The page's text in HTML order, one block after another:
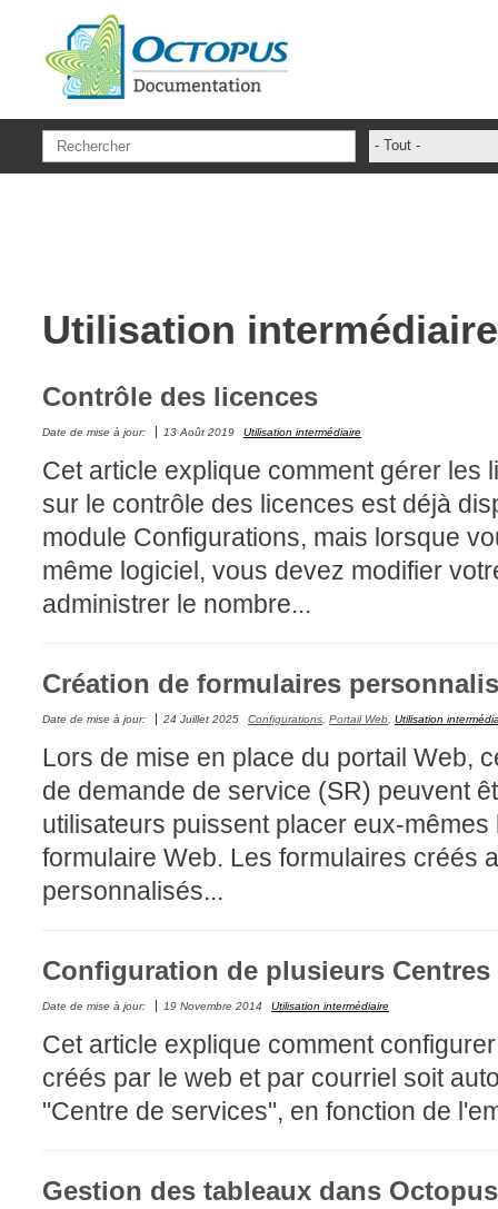
- Tout -
Base de
Collaboration
Configurations
Coup de coeur
courriel smtp
Dépannage
En construction
Entra
Fichiers
Foire aux
Foire aux
Formulaire
Utilisation intermédiaire
Contrôle des licences
Date de mise à jour: 13 Août 2019 Utilisation intermédiaire
Cet article explique comment gérer les
sur le contrôle des licences est déjà
module Configurations, mais lorsque
même logiciel, vous devez modifier
administrer le nombre...
Création de formulaires
Date de mise à jour: 24 Juillet 2025 Configurations, Portail Web, Utilisation
Lors de mise en place du portail Web,
de demande de service (SR) peuvent
utilisateurs puissent placer eux-
formulaire Web. Les formulaires créés
personnalisés...
Configuration de plusieurs Centres
Date de mise à jour: 19 Novembre 2014 Utilisation intermédiaire
Cet article explique comment
créés par le web et par courriel soit
"Centre de services", en fonction de
Gestion des tableaux dans Octopus